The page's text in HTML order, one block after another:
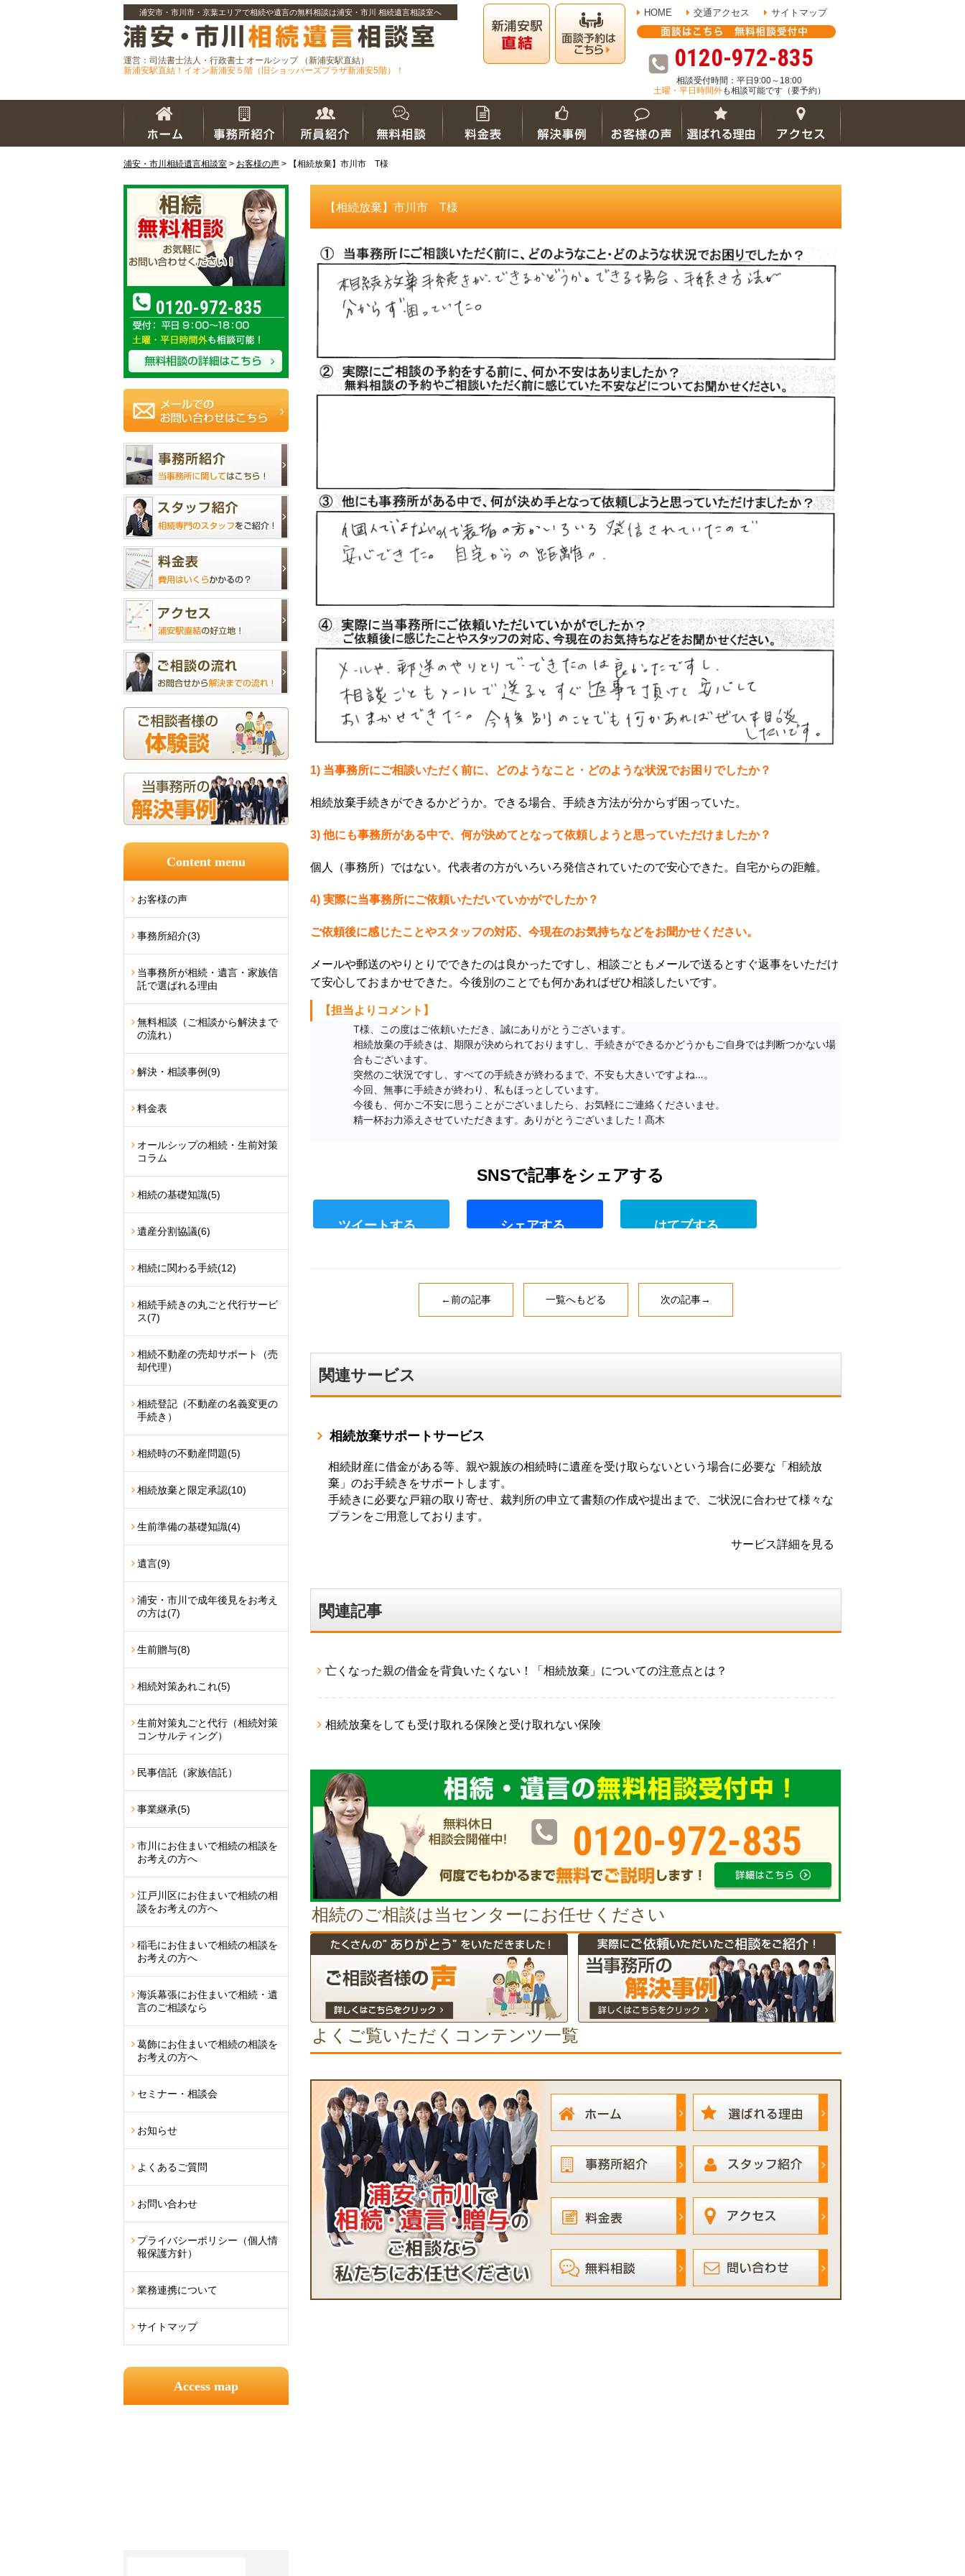
浦安市・市川市・京葉エリアで相続や遺言の無料相談は浦安・市川 相続遺言相談室へ
運営：司法書士法人・行政書士 オールシップ （新浦安駅直結）
新浦安駅直結！イオン新浦安５階（旧ショッパーズプラザ新浦安5階）！
HOME 交通アクセス サイトマップ
0120-972-835
相談受付時間：平日9:00～18:00
土曜・平日時間外も相談可能です（要予約）
浦安・市川相続遺言相談室 > お客様の声 > 【相続放棄】市川市 T様
【相続放棄】市川市 T様
1) 当事務所にご相談いただく前に、どのようなこと・どのような状況でお困りでしたか？
相続放棄手続きができるかどうか。できる場合、手続き方法が分からず困っていた。
3) 他にも事務所がある中で、何が決めてとなって依頼しようと思っていただけましたか？
個人（事務所）ではない。代表者の方がいろいろ発信されていたので安心できた。自宅からの距離。
4) 実際に当事務所にご依頼いただいていかがでしたか？
ご依頼後に感じたことやスタッフの対応、今現在のお気持ちなどをお聞かせください。
メールや郵送のやりとりでできたのは良かったですし、相談ごともメールで送るとすぐ返事をいただけ
て安心しておまかせできた。今後別のことでも何かあればぜひ相談したいです。
【担当よりコメント】
T様、この度はご依頼いただき、誠にありがとうございます。
相続放棄の手続きは、期限が決められておりますし、手続きができるかどうかもご自身では判断つかない場
合もございます。
突然のご状況ですし、すべての手続きが終わるまで、不安も大きいですよね…。
今回、無事に手続きが終わり、私もほっとしています。
今後も、何かご不安に思うことがございましたら、お気軽にご連絡くださいませ。
精一杯お力添えさせていただきます。ありがとうございました！髙木
T
t
t
F
b
←前の記事 一覧へもどる 次の記事→
関連サービス
相続放棄サポートサービス
相続財産に借金がある等、親や親族の相続時に遺産を受け取らないという場合に必要な「相続放
棄」のお手続きをサポートします。
手続きに必要な戸籍の取り寄せ、裁判所の申立て書類の作成や提出まで、ご状況に合わせて様々な
プランをご用意しております。
サービス詳細を見る
関連記事
亡くなった親の借金を背負いたくない！「相続放棄」についての注意点とは？
相続放棄をしても受け取れる保険と受け取れない保険
0120-972-835
相続のご相談は当センターにお任せください
よくご覧いただくコンテンツ一覧
0120-972-835
Content menu
お客様の声
事務所紹介(3)
当事務所が相続・遺言・家族信
託で選ばれる理由
無料相談（ご相談から解決まで
の流れ）
解決・相談事例(9)
料金表
オールシップの相続・生前対策
コラム
相続の基礎知識(5)
遺産分割協議(6)
相続に関わる手続(12)
相続手続きの丸ごと代行サービ
ス(7)
相続不動産の売却サポート（売
却代理）
相続登記（不動産の名義変更の
手続き）
相続時の不動産問題(5)
相続放棄と限定承認(10)
生前準備の基礎知識(4)
遺言(9)
浦安・市川で成年後見をお考え
の方は(7)
生前贈与(8)
相続対策あれこれ(5)
生前対策丸ごと代行（相続対策
コンサルティング）
民事信託（家族信託）
事業継承(5)
市川にお住まいで相続の相談を
お考えの方へ
江戸川区にお住まいで相続の相
談をお考えの方へ
稲毛にお住まいで相続の相談を
お考えの方へ
海浜幕張にお住まいで相続・遺
言のご相談なら
葛飾にお住まいで相続の相談を
お考えの方へ
セミナー・相談会
お知らせ
よくあるご質問
お問い合わせ
プライバシーポリシー（個人情
報保護方針）
業務連携について
サイトマップ
Access map